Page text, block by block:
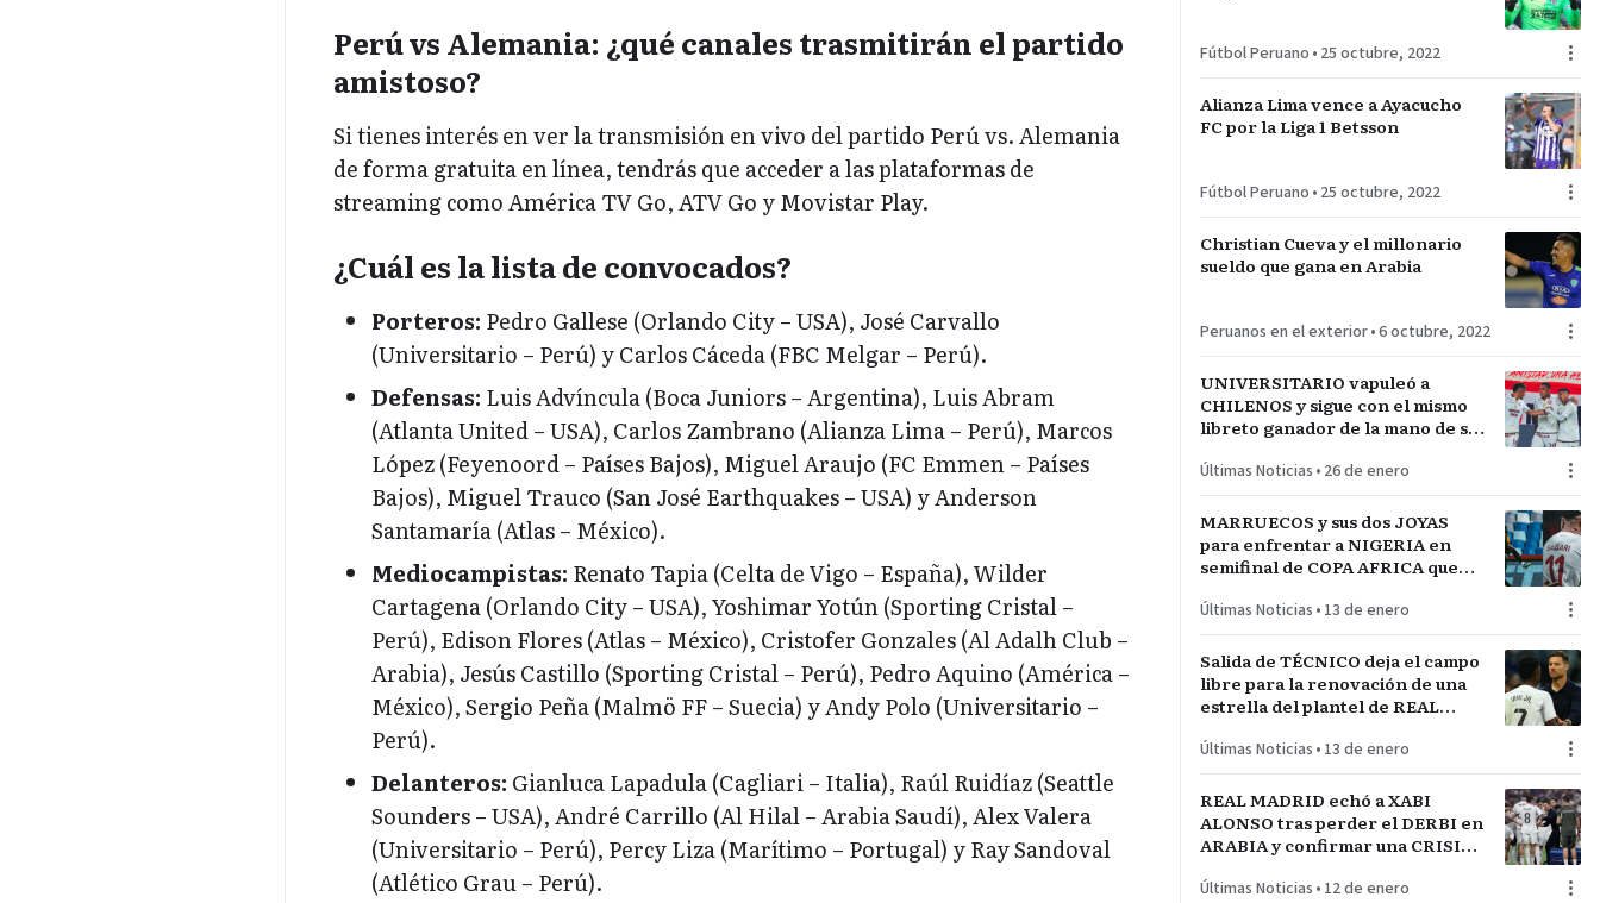
Perú vs Alemania: ¿qué canales trasmitirán el partido
amistoso?
Si tienes interés en ver la transmisión en vivo del partido Perú vs. Alemania
de forma gratuita en línea, tendrás que acceder a las plataformas de
streaming como América TV Go, ATV Go y Movistar Play.
¿Cuál es la lista de convocados?
Porteros: Pedro Gallese (Orlando City – USA), José Carvallo
(Universitario – Perú) y Carlos Cáceda (FBC Melgar – Perú).
Defensas: Luis Advíncula (Boca Juniors – Argentina), Luis Abram
(Atlanta United – USA), Carlos Zambrano (Alianza Lima – Perú), Marcos
López (Feyenoord – Países Bajos), Miguel Araujo (FC Emmen – Países
Bajos), Miguel Trauco (San José Earthquakes – USA) y Anderson
Santamaría (Atlas – México).
Mediocampistas: Renato Tapia (Celta de Vigo – España), Wilder
Cartagena (Orlando City – USA), Yoshimar Yotún (Sporting Cristal –
Perú), Edison Flores (Atlas – México), Cristofer Gonzales (Al Adalh Club –
Arabia), Jesús Castillo (Sporting Cristal – Perú), Pedro Aquino (América –
México), Sergio Peña (Malmö FF – Suecia) y Andy Polo (Universitario –
Perú).
Delanteros: Gianluca Lapadula (Cagliari – Italia), Raúl Ruidíaz (Seattle
Sounders – USA), André Carrillo (Al Hilal – Arabia Saudí), Alex Valera
(Universitario – Perú), Percy Liza (Marítimo – Portugal) y Ray Sandoval
(Atlético Grau – Perú).
Fútbol Peruano • 25 octubre, 2022
Alianza Lima vence a Ayacucho
FC por la Liga 1 Betsson
Fútbol Peruano • 25 octubre, 2022
Christian Cueva y el millonario
sueldo que gana en Arabia
Peruanos en el exterior•6 octubre, 2022
UNIVERSITARIO vapuleó a
CHILENOS y sigue con el mismo
libreto ganador de la mano de su
RABANAL
Últimas Noticias • 26 de enero
MARRUECOS y sus dos JOYAS
para enfrentar a NIGERIA en
semifinal de COPA AFRICA que
pronóstico reservado
Últimas Noticias • 13 de enero
Salida de TÉCNICO deja el campo
libre para la renovación de una
estrella del plantel de REAL
Últimas Noticias • 13 de enero
REAL MADRID echó a XABI
ALONSO tras perder el DERBI en
ARABIA y confirmar una CRISIS
referentes del plantel
Últimas Noticias • 12 de enero